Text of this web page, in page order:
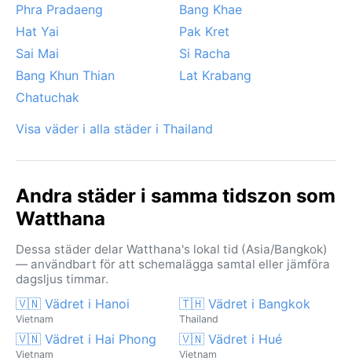
Phra Pradaeng
Bang Khae
Hat Yai
Pak Kret
Sai Mai
Si Racha
Bang Khun Thian
Lat Krabang
Chatuchak
Visa väder i alla städer i Thailand
Andra städer i samma tidszon som
Watthana
Dessa städer delar Watthana's lokal tid (Asia/Bangkok)
— användbart för att schemalägga samtal eller jämföra
dagsljus timmar.
🇻🇳 Vädret i Hanoi
Vietnam
🇹🇭 Vädret i Bangkok
Thailand
🇻🇳 Vädret i Hai Phong
Vietnam
🇻🇳 Vädret i Hué
Vietnam